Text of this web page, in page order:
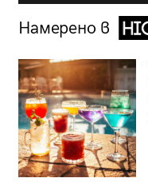
Намерено в